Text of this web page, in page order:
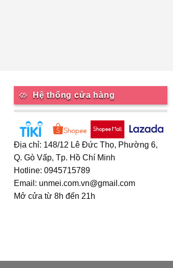
Hệ thống cửa hàng
Địa chỉ: 148/12 Lê Đức Thọ, Phường 6,
Q. Gò Vấp, Tp. Hồ Chí Minh
Hotline: 0945715789
Email: unmei.com.vn@gmail.com
Mở cửa từ 8h đến 21h